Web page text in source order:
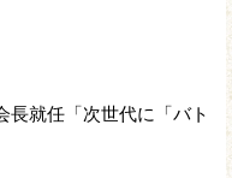
長就任「次世代に「バト